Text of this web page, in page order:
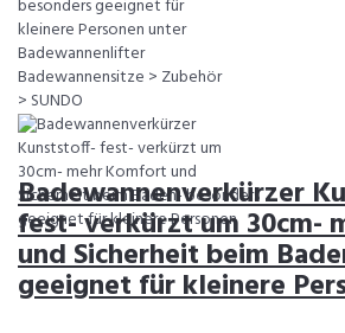
Badewannenverkürzer
fest- verkürzt um 30cm-
und Sicherheit beim
geeignet für kleinere